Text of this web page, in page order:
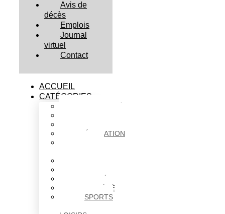
Avis de
décès
Emplois
Journal
virtuel
Contact
ACCUEIL
CATÉGORIES
ÉDUCATION
SOCIÉTÉ
SPORTS